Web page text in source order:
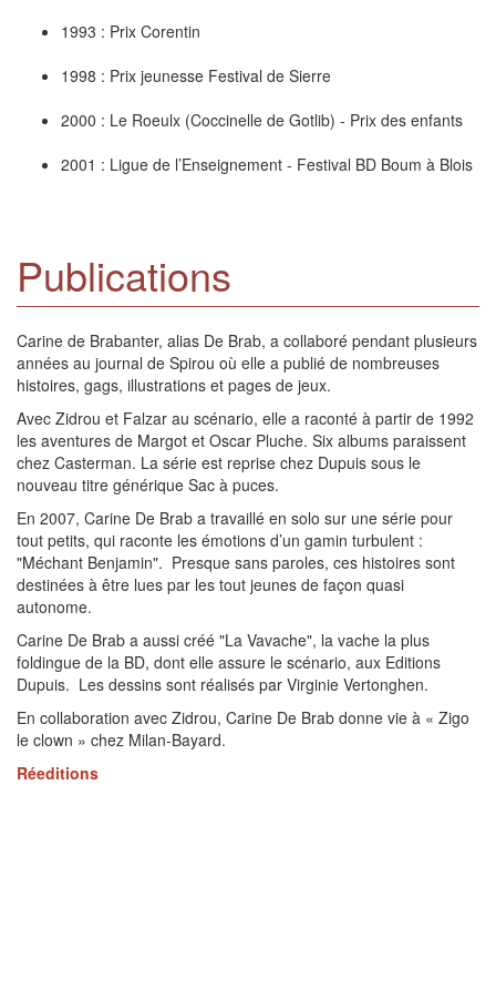
1993 : Prix Corentin
1998 : Prix jeunesse Festival de Sierre
2000 : Le Roeulx (Coccinelle de Gotlib) - Prix des enfants
2001 : Ligue de l’Enseignement - Festival BD Boum à Blois
Publications
Carine de Brabanter, alias De Brab, a collaboré pendant plusieurs
années au journal de Spirou où elle a publié de nombreuses
histoires, gags, illustrations et pages de jeux.
Avec Zidrou et Falzar au scénario, elle a raconté à partir de 1992
les aventures de Margot et Oscar Pluche. Six albums paraissent
chez Casterman. La série est reprise chez Dupuis sous le
nouveau titre générique Sac à puces.
En 2007, Carine De Brab a travaillé en solo sur une série pour
tout petits, qui raconte les émotions d’un gamin turbulent :
"Méchant Benjamin". Presque sans paroles, ces histoires sont
destinées à être lues par les tout jeunes de façon quasi
autonome.
Carine De Brab a aussi créé "La Vavache", la vache la plus
foldingue de la BD, dont elle assure le scénario, aux Editions
Dupuis. Les dessins sont réalisés par Virginie Vertonghen.
En collaboration avec Zidrou, Carine De Brab donne vie à « Zigo
le clown » chez Milan-Bayard.
Réeditions